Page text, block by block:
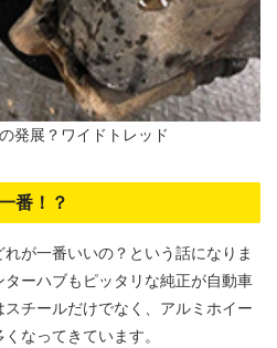
発展？ワイドトレッド
番！？
が一番いいの？という話になりま
ーハブもピッタリな純正が自動車
チールだけでなく、アルミホイー
なってきています。